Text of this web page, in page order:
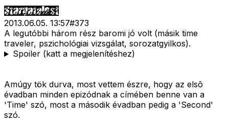
2013.06.05. 13:57#373
A legutóbbi három rész baromi jó volt (másik time
traveler, pszichológiai vizsgálat, sorozatgyilkos).
Spoiler (katt a megjelenítéshez)
Amúgy tök durva, most vettem észre, hogy az elsõ
évadban minden epizódnak a címében benne van a
'Time' szó, most a második évadban pedig a 'Second'
szó.